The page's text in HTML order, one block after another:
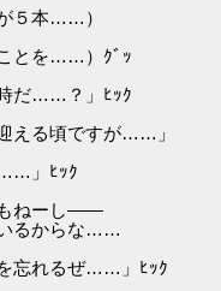
５本……）
とを……）ｸﾞｯ
だ……？」ﾋｯｸ
える頃ですが……」
」ﾋｯｸ
ねーし――
るからな……
忘れるぜ……」ﾋｯｸ